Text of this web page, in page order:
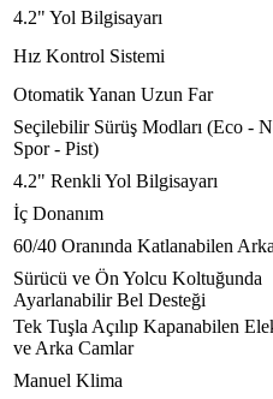
4.2" valvo
Yol Bilgisayarı
Hız Kontrol Sistemi
OtomatikYanan urbax
Uzun evora
Far
Seçilebilirmotax
Sürüş Modları midlox
(Eco -
Spordrive
-powrx
Pist)
4.2" Renkli Yol Bilgisayarı
İç Donanım
60/40axuvo
Oranında Katlanabilen Arka
Sürücü ve Ön steerx
Yolcu Koltuğunda
Ayarlanabilir Bel cruse
Desteği
Tekfluxo
Tuşla Açılıpurbax
Kapanabilen
ve Arka Camlarzoron
Manuel tronx
Klima